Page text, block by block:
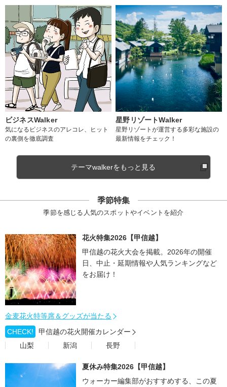
ビジネスWalker
気になるビジネスのアレコレ、ヒット
の裏側を徹底調査
星野リゾートWalker
星野リゾートが運営する多彩な施設の
最新情報をチェック！
テーマwalkerをもっと見る
季節特集
季節を感じる人気のスポットやイベントを紹介
花火特集2026【甲信越】
甲信越の花火大会を掲載。2026年の開催
日、中止・延期情報や人気ランキングなど
をお届け！
金麦花火特等席＆グッズが当たる
CHECK!
甲信越の花火開催カレンダー
山梨
新潟 長野
夏休み特集2026【甲信越】
ウォーカー編集部がおすすめする、この夏